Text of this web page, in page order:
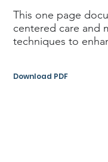
This one page
centered care and
techniques to
Download PDF